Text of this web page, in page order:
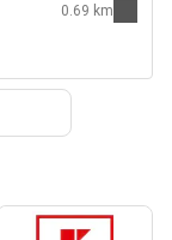
0.69 km